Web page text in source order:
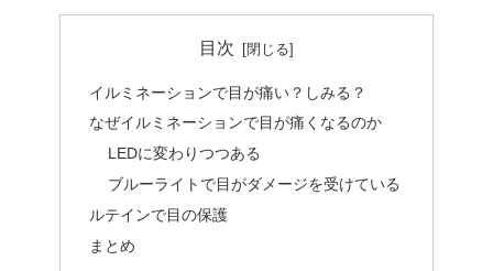
目次
イルミネーションで目が痛い？しみる？
なぜイルミネーションで目が痛くなるのか
LEDに変わりつつある
ブルーライトで目がダメージを受けている
ルテインで目の保護
まとめ